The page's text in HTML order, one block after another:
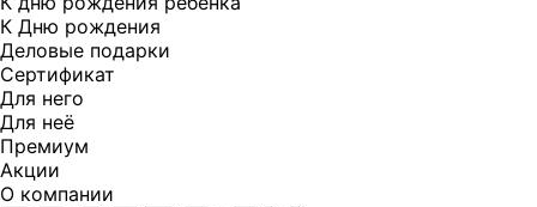
К Дню рождения
Деловые подарки
Сертификат
Для него
Для неё
Премиум
Акции
О компании